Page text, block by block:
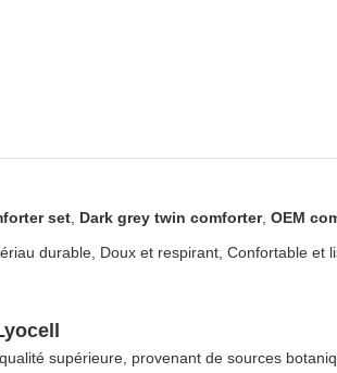
set Dark grey twin comforter, OEM
durable, Doux et respirant, Confortable et
supérieure, provenant de sources